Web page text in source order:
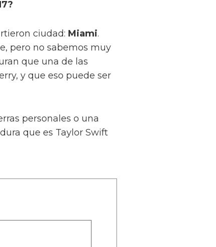
ciudad: Miami.
pero no sabemos muy
que una de las
y que eso puede ser
personales o una
que es Taylor Swift